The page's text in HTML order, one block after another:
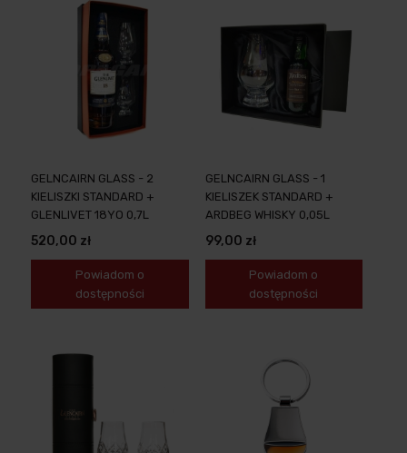
GELNCAIRN GLASS - 2
KIELISZKI STANDARD +
GLENLIVET 18YO 0,7L
520,00 zł
Powiadom o
dostępności
GELNCAIRN GLASS - 1
KIELISZEK STANDARD +
ARDBEG WHISKY 0,05L
99,00 zł
Powiadom o
dostępności